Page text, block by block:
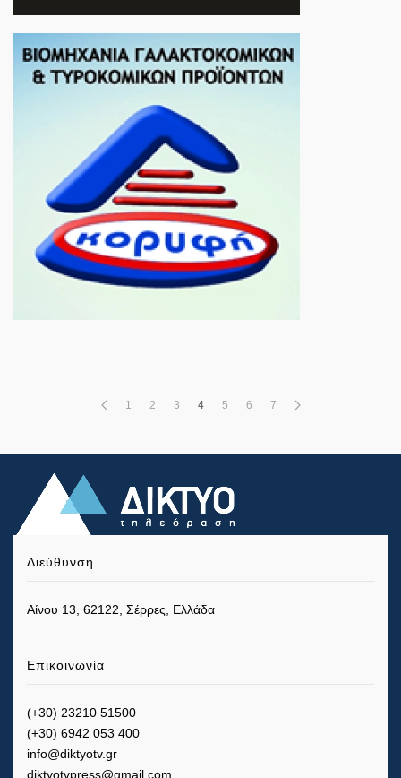
1 2 3 4 5 6 7
Διεύθυνση
Αίνου 13, 62122, Σέρρες, Ελλάδα
Επικοινωνία
(+30) 23210 51500
(+30) 6942 053 400
info@diktyotv.gr
diktyotvpress@gmail.com